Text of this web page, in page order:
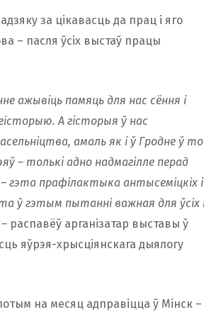
за цікавасць да прац і яго
– пасля ўсіх выстаў працы
ажывіць памяць для нас сёння і
А гiсторыя ў нас
амаль як і ў Гродне ў
– толькi адно надмагілле перад
гэта прафілактыка антысеміцкіх і
ў гэтым пытанні важная для ўсіх
распавёў арганізатар выставы ў
яўрэя-хрысціянскага дыялогу
на месяц адправіцца ў Мінск –